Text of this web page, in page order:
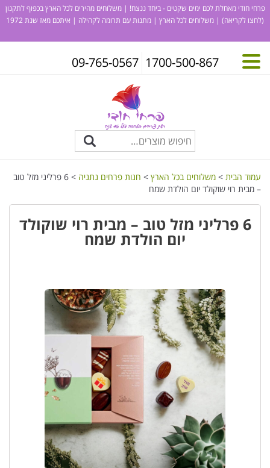
פרחי חודי מאחלת לכם ימים שקטים - ביחד ננצח! | משלוחים מהירים לכל הארץ בכפוף לתקנון
(לחצו לקריאה) | משלוחים לכל הארץ | מתנות עם תרומה לקהילה | איתכם מאז שנת 1972
1700-500-867
09-765-0567
עמוד הבית > משלוחים בכל הארץ > חנות פרחים נתניה
> 6 פרליני מזל טוב
– מבית רוי שוקולד יום הולדת שמח
6 פרליני מזל טוב – מבית רוי שוקולד
יום הולדת שמח